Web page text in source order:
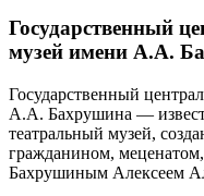
Государственный
музей имени А.А.
Государственный
А.А. Бахрушина —
театральный музей,
гражданином,
Бахрушиным Алексеем